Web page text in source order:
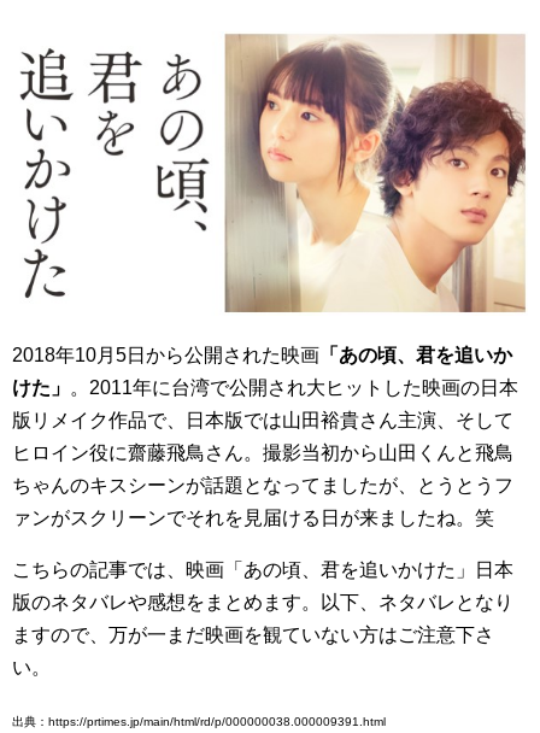
2018年10月5日から公開された映画 「あの頃、君を追いか
けた」 。2011年に台湾で公開され大ヒットした映画の日本
版リメイク作品で、日本版では山田裕貴さん主演、そして
ヒロイン役に齋藤飛鳥さん。撮影当初から山田くんと飛鳥
ちゃんのキスシーンが話題となってましたが、とうとうフ
ァンがスクリーンでそれを見届ける日が来ましたね。笑
こちらの記事では、映画「あの頃、君を追いかけた」日本
版のネタバレや感想をまとめます。以下、ネタバレとなり
ますので、万が一まだ映画を観ていない方はご注意下さ
い。
出典：https://prtimes.jp/main/html/rd/p/000000038.000009391.html